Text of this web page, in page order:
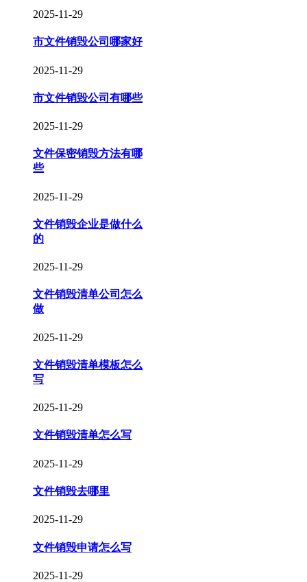
2025-11-29
市文件销毁公司哪家好
2025-11-29
市文件销毁公司有哪些
2025-11-29
文件保密销毁方法有哪
些
2025-11-29
文件销毁企业是做什么
的
2025-11-29
文件销毁清单公司怎么
做
2025-11-29
文件销毁清单模板怎么
写
2025-11-29
文件销毁清单怎么写
2025-11-29
文件销毁去哪里
2025-11-29
文件销毁申请怎么写
2025-11-29